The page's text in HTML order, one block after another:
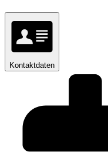
Kontaktdaten